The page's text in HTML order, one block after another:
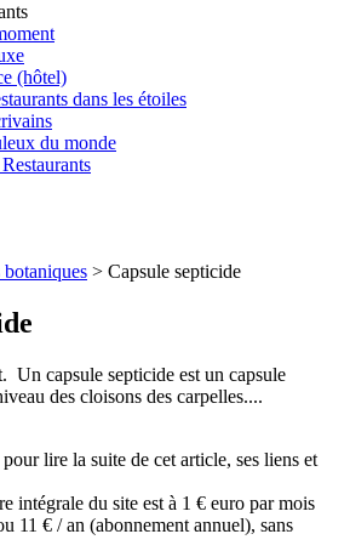
(hôtel)
dans les étoiles
du monde
botaniques > Capsule septicide
Un capsule septicide est un capsule
des cloisons des carpelles....
lire la suite de cet article, ses liens et
intégrale du site est à 1 € euro par mois
11 € / an (abonnement annuel), sans